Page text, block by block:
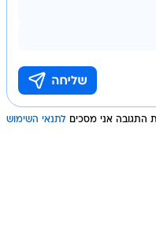
התגובה אני מסכים לתנאי השימוש